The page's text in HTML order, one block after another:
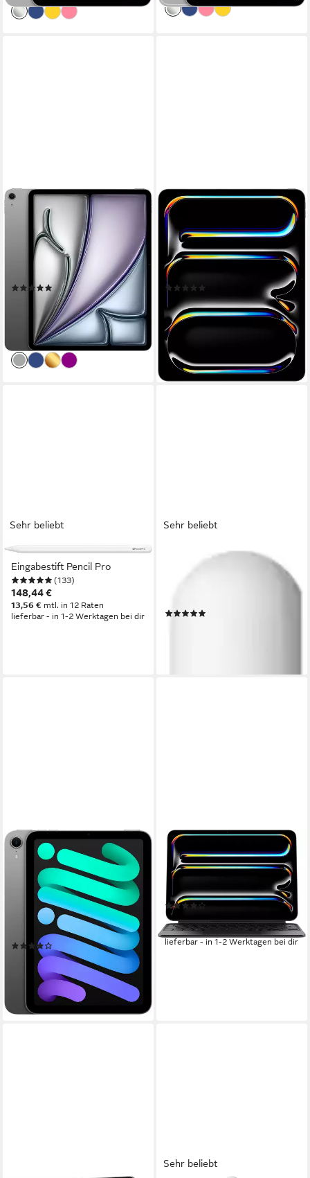
APPLE
13" iPad Air Wi-Fi Tablet
13 Zoll Bildschirmdiagonale
128 GB
Speichergröße
2732 x 2048 px
Bildschirmauflösung
Produktdatenblatt
(18)
ab 939,35 € UVP999,00 €
mtl. in 48 Raten
lieferbar - in 1-2 Werktagen bei dir
APPLE
13-inch iPad Pro Tablet
13 Zoll Bildschirmdiagonale
256 GB Speichergröße
2752 x 2064 px Bildschirmauflösung
Produktdatenblatt
ab 1.648,65 €
47,86 €mtl. in 48 Raten
lieferbar in 4 Wochen
Sehr beliebt
APPLE
Eingabestift Pencil Pro
(133)
148,44 €
13,56 € mtl. in 12 Raten
lieferbar - in 1-2 Werktagen bei dir
Sehr beliebt
Eingabestift Pencil
2.Generation (1-St) Kreativität
APPLE
iPad mini 2024 Wi-Fi 128GB
Tablet
8,3 Zoll
Bildschirmdiagonale
Speichergröße
2266 x 1488 px Bildschirmauflösung
Produktdatenblatt
678,83 €
19,71 €mtl. in 48 Raten
lieferbar - in 1-2 Werktagen bei dir
APPLE
Magic Keyboard für 11" iPad
Pro (M4) Tastatur mit
Touchpad
349,00 €
17,33 €mtl. in 24 Raten
lieferbar - in 1-2 Werktagen bei dir
Sehr beliebt